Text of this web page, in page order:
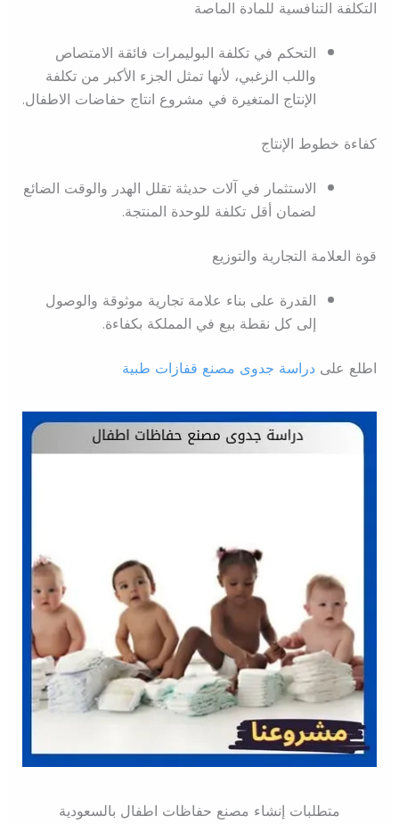
التكلفة التنافسية للمادة الماصة
التحكم في تكلفة البوليمرات فائقة الامتصاص
واللب الزغبي، لأنها تمثل الجزء الأكبر من تكلفة
الإنتاج المتغيرة في مشروع انتاج حفاضات الاطفال.
كفاءة خطوط الإنتاج
الاستثمار في آلات حديثة تقلل الهدر والوقت الضائع
لضمان أقل تكلفة للوحدة المنتجة.
قوة العلامة التجارية والتوزيع
القدرة على بناء علامة تجارية موثوقة والوصول
إلى كل نقطة بيع في المملكة بكفاءة.
اطلع على دراسة جدوى مصنع قفازات طبية
متطلبات إنشاء مصنع حفاظات اطفال بالسعودية